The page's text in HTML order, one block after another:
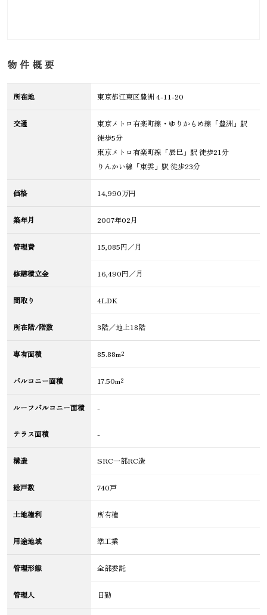
物件概要
所在地 東京都江東区豊洲 4-11-20
交通
東京メトロ有楽町線・ゆりかもめ線「豊洲」駅
徒歩5分
東京メトロ有楽町線「辰巳」駅 徒歩21分
りんかい線「東雲」駅 徒歩23分
価格 14,990万円
築年月 2007年02月
管理費 15,085円／月
修繕積立金 16,490円／月
間取り 4LDK
所在階/階数 3階／地上18階
専有面積 85.88m²
バルコニー面積 17.50m²
ルーフバルコニー面積 -
テラス面積 -
構造 SRC一部RC造
総戸数 740戸
土地権利 所有権
用途地域 準工業
管理形態 全部委託
管理人 日勤